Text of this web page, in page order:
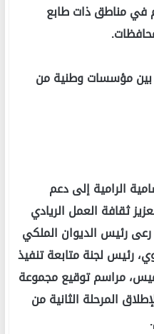
طعام في مناطق ذات طابع
بين مؤسسات وطنية من
الرامية إلى دعم
ثقافة العمل الريادي
رئيس الديوان الملكي
لجنة متابعة تنفيذ
مراسم توقيع مجموعة
المرحلة الثانية من